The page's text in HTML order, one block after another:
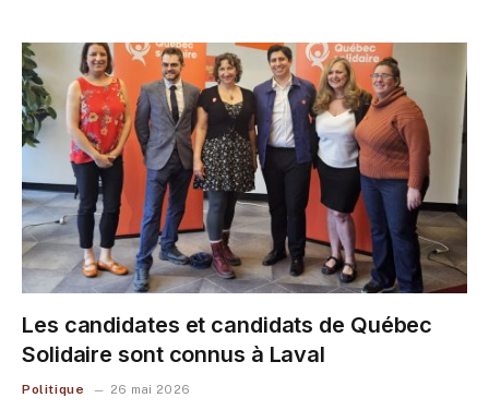
Les candidates et candidats de Québec
Solidaire sont connus à Laval
Politique 26 mai 2026